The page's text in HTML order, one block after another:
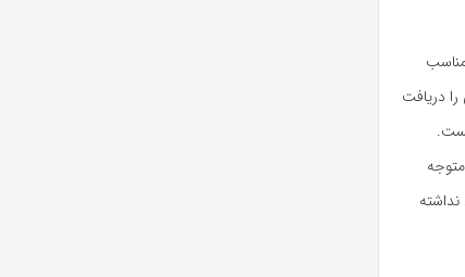
دریافت